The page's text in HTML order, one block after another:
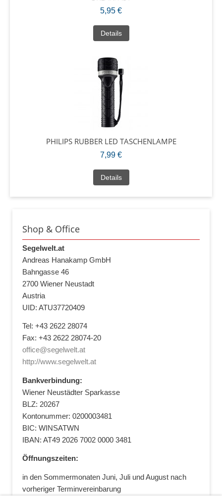
5,95 €
Details
PHILIPS RUBBER LED TASCHENLAMPE
7,99 €
Details
Shop & Office
Segelwelt.at
Andreas Hanakamp GmbH
Bahngasse 46
2700 Wiener Neustadt
Austria
UID: ATU37720409
Tel: +43 2622 28074
Fax: +43 2622 28074-20
office@segelwelt.at
http://www.segelwelt.at
Bankverbindung:
Wiener Neustädter Sparkasse
BLZ: 20267
Kontonummer: 0200003481
BIC: WINSATWN
IBAN: AT49 2026 7002 0000 3481
Öffnungszeiten:
in den Sommermonaten Juni, Juli und August nach
vorheriger Terminvereinbarung